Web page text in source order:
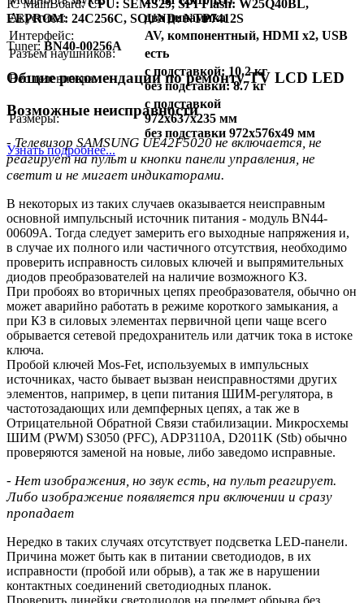
Акустика:
два динамика
Интерфейс:
AV, компонентный, HDMI x2, USB
Разъём наушников:
есть
Вес телевизора:
с подставкой: 10.2 кг
без подставки: 8.7 кг
Размеры:
с подставкой
972x637x235 мм
без подставки 972x576x49 мм
Узнать подробнее...
IC MainBoard:CPU: SEMS29, SPI Flash: W25Q40BL,
EEPROM: 24C256C, SOUND: NTP7412S
Тuner: BN40-00256A
Общие рекомендации по ремонту TV LCD LED
Возможные неисправности
- Телевизор SAMSUNG UE42F5020 не включается, не
реагирует на пульт и кнопки панели управления, не
светит и не мигает индикаторами.
В некоторых из таких случаев оказывается неисправным
основной импульсный источник питания - модуль BN44-
00609A. Тогда следует замерить его выходные напряжения и,
в случае их полного или частичного отсутствия, необходимо
проверить исправность силовых ключей и выпрямительных
диодов преобразователей на наличие возможного КЗ.
При пробоях во вторичных цепях преобразователя, обычно он
может аварийно работать в режиме короткого замыкания, а
при КЗ в силовых элементах первичной цепи чаще всего
обрывается сетевой предохранитель или датчик тока в истоке
ключа.
Пробой ключей Mos-Fet, используемых в импульсных
источниках, часто бывает вызван неисправностями других
элементов, например, в цепи питания ШИМ-регулятора, в
частотозадающих или демпферных цепях, а так же в
Отрицательной Обратной Связи стабилизации. Микросхемы
ШИМ (PWM) S3050 (PFC), ADP3110A, D2011K (Stb) обычно
проверяются заменой на новые, либо заведомо исправные.
- Нет изображения, но звук есть, на пульт реагирует.
Либо изображение появляется при включении и сразу
пропадает
Нередко в таких случаях отсутствует подсветка LED-панели.
Причина может быть как в питании светодиодов, в их
исправности (пробой или обрыв), а так же в нарушении
контактных соединений светодиодных планок.
Проверить линейки светодиодов на предмет обрыва без